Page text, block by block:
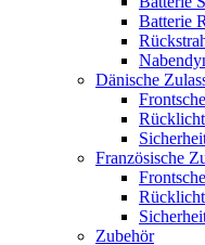
Batterie
Dänische
Französische
Zubehör